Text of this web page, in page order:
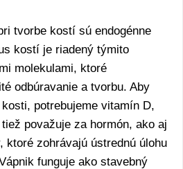
tvorbe kostí sú endogénne
kostí je riadený týmito
molekulami, ktoré
odbúravanie a tvorbu. Aby
potrebujeme vitamín D,
považuje za hormón, ako aj
ktoré zohrávajú ústrednú úlohu
funguje ako stavebný